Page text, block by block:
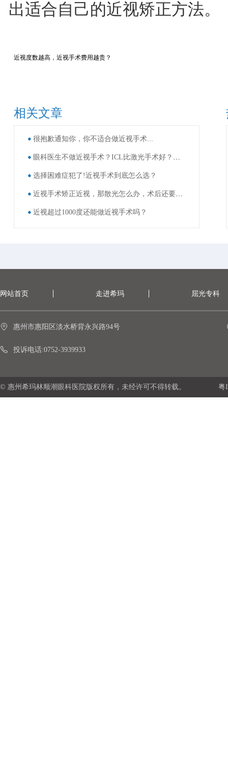
出适合自己的近视矫正方法。
近视度数越高，近视手术费用越贵？
相关文章
很抱歉通知你，你不适合做近视手术...
眼科医生不做近视手术？ICL比激光手术好？这些近视手术谣言，别再信了！
选择困难症犯了!近视手术到底怎么选？
近视手术矫正近视，那散光怎么办，术后还要戴眼镜吗？
近视超过1000度还能做近视手术吗？
网站首页 走进希玛 屈光专科
惠州市惠阳区淡水桥背永兴路94号
投诉电话:0752-3939933
© 惠州希玛林顺潮眼科医院版权所有，未经许可不得转载。 粤